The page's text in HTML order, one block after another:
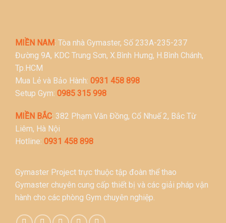
MIỀN NAM: Tòa nhà Gymaster, Số 233A-235-237
Đường 9A, KDC Trung Sơn, X.Bình Hưng, H.Bình Chánh,
Tp.HCM
Mua Lẻ và Bảo Hành: 0931 458 898
Setup Gym: 0985 315 998
MIỀN BẮC: 382 Phạm Văn Đồng, Cổ Nhuế 2, Bắc Từ
Liêm, Hà Nội
Hotline: 0931 458 898
Gymaster Project trực thuộc tập đoàn thể thao
Gymaster chuyên cung cấp thiết bị và các giải pháp vận
hành cho các phòng Gym chuyên nghiệp.